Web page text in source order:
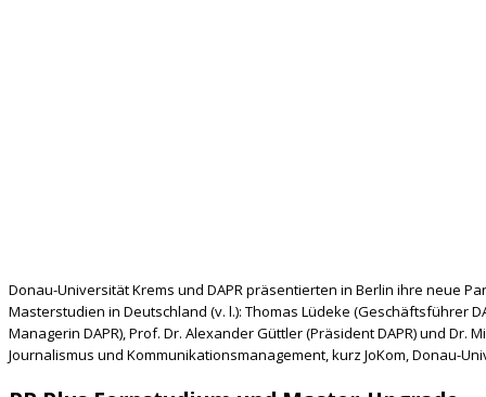
Donau-Universität Krems und DAPR präsentierten in Berlin ihre neue
Masterstudien in Deutschland (v. l.): Thomas Lüdeke (Geschäftsführer
Managerin DAPR), Prof. Dr. Alexander Güttler (Präsident DAPR) und Dr.
Journalismus und Kommunikationsmanagement, kurz JoKom, Donau-